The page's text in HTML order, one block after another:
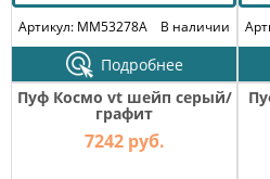
Артикул: MM53278A
В наличии
Подробнее
Пуф Космо vt шейп серый/
графит
7242 руб.